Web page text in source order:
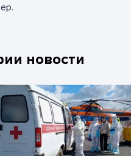
новости